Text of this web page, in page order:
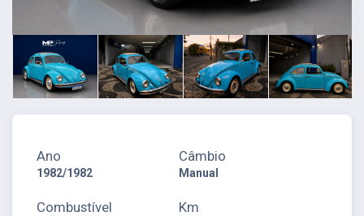
Ano
1982/1982
Câmbio
Manual
Combustível Km